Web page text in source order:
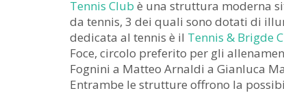
Tennis Club è una struttura moderna
da tennis, 3 dei quali sono dotati di
dedicata al tennis è il Tennis & Brigde
Foce, circolo preferito per gli
Fognini a Matteo Arnaldi a Gianluca
Entrambe le strutture offrono la